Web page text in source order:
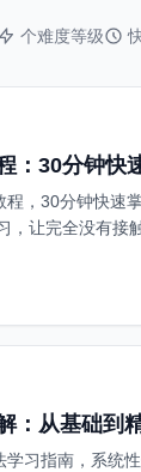
个难度等级
：30分钟快
，30分钟快速
，让完全没有接
zh/
：从基础到
习指南，系统